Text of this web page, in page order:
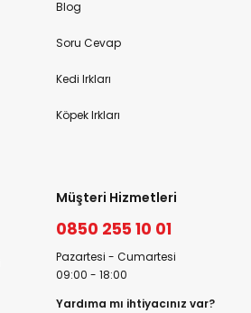
Blog
Soru Cevap
Kedi Irkları
Köpek Irkları
Müşteri Hizmetleri
0850 255 10 01
Pazartesi - Cumartesi
09:00 - 18:00
Yardıma mı ihtiyacınız var?